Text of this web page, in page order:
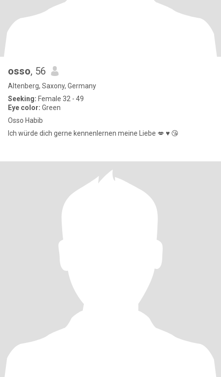
osso, 56
Altenberg, Saxony, Germany
Seeking: Female 32 - 49
Eye color: Green
Osso Habib
Ich würde dich gerne kennenlernen meine Liebe 💋 ♥️ 😘